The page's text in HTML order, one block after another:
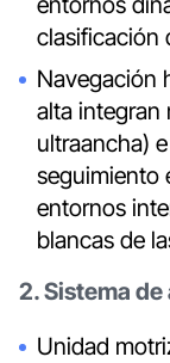
clasificación
Navegación
alta integran
ultraancha)
seguimiento
entornos
blancas de
2. Sistema
Unidad